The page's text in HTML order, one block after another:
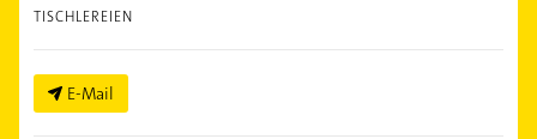
TISCHLEREIEN
E-Mail